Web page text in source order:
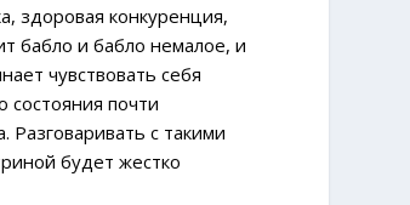
здоровая конкуренция,
бабло и бабло немалое, и
чувствовать себя
почти
Разговаривать с такими
будет жестко